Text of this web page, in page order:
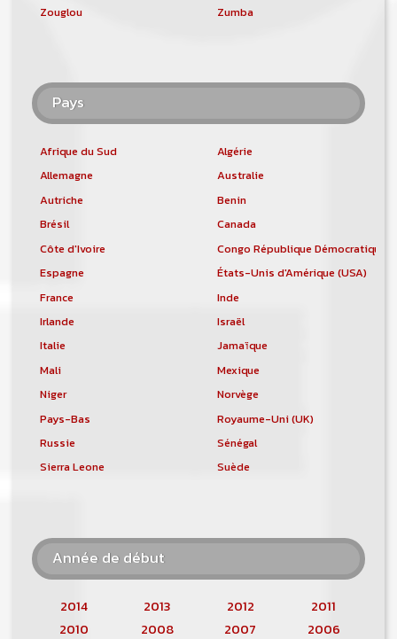
Zouglou
Zumba
Pays
Afrique du Sud
Algérie
Allemagne
Australie
Autriche
Benin
Brésil
Canada
Côte d'Ivoire
Congo République Démocratique
Espagne
États-Unis d'Amérique (USA)
France
Inde
Irlande
Israël
Italie
Jamaïque
Mali
Mexique
Niger
Norvège
Pays-Bas
Royaume-Uni (UK)
Russie
Sénégal
Sierra Leone
Suède
Année de début
2014 2013 2012
2011
2010
2008 2007
2006